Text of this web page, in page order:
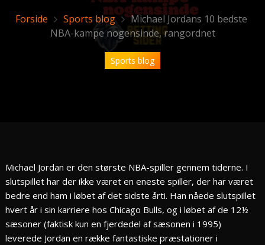
Forside Sports blog
Michael Jordans 10 bedste
NBA-kampe nogensinde, rangordnet
Sports blog
Michael Jordan er den største NBA-spiller gennem tiderne. I
slutspillet har der ikke været en eneste spiller, der har været
bedre end ham i løbet af det sidste årti. Han nåede slutspillet
hvert år i sin karriere hos Chicago Bulls, og i løbet af de 12½
sæsoner (faktisk kun en fjerdedel af sæsonen i 1995)
leverede Jordan en række fantastiske præstationer i